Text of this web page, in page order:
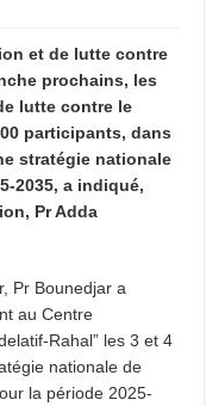
et de lutte contre
prochains, les
lutte contre le
participants, dans
stratégie nationale
2035, a indiqué,
Pr Adda
Pr Bounedjar a
au Centre
Rahal” les 3 et 4
nationale de
la période 2025-